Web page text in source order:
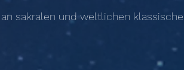
sakralen und weltlichen